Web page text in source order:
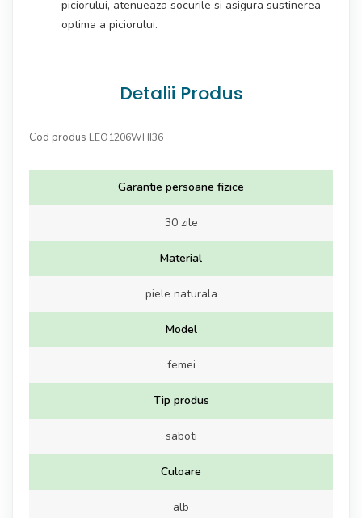
piciorului, atenueaza socurile si asigura sustinerea
optima a piciorului.
Detalii Produs
Cod produs LEO1206WHI36
Garantie persoane fizice
30 zile
Material
piele naturala
Model
femei
Tip produs
saboti
Culoare
alb